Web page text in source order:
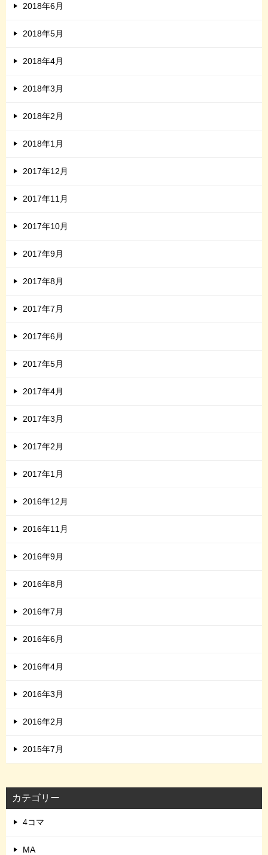
2018年6月
2018年5月
2018年4月
2018年3月
2018年2月
2018年1月
2017年12月
2017年11月
2017年10月
2017年9月
2017年8月
2017年7月
2017年6月
2017年5月
2017年4月
2017年3月
2017年2月
2017年1月
2016年12月
2016年11月
2016年9月
2016年8月
2016年7月
2016年6月
2016年4月
2016年3月
2016年2月
2015年7月
カテゴリー
4コマ
MA